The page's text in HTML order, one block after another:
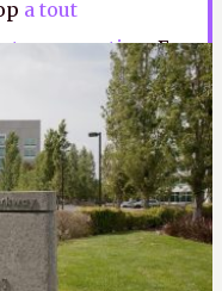
a tout
en question. En
quelqu'un a bien
insister